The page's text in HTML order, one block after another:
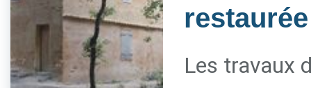
Les travaux